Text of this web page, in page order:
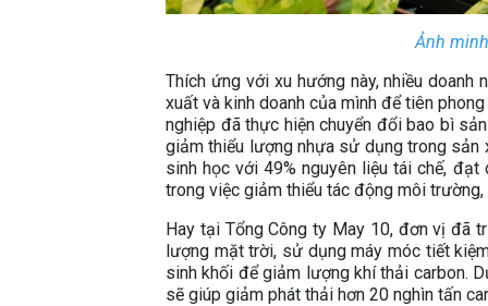
Ảnh
Thích ứng với xu hướng này, nhiều
xuất và kinh doanh của mình để tiên
nghiệp đã thực hiện chuyển đổi bao bì
giảm thiểu lượng nhựa sử dụng trong sản
sinh học với 49% nguyên liệu tái chế,
trong việc giảm thiểu tác động môi
Hay tại Tổng Công ty May 10, đơn vị đã
lượng mặt trời, sử dụng máy móc tiết
sinh khối để giảm lượng khí thải carbon.
sẽ giúp giảm phát thải hơn 20 nghìn tấn